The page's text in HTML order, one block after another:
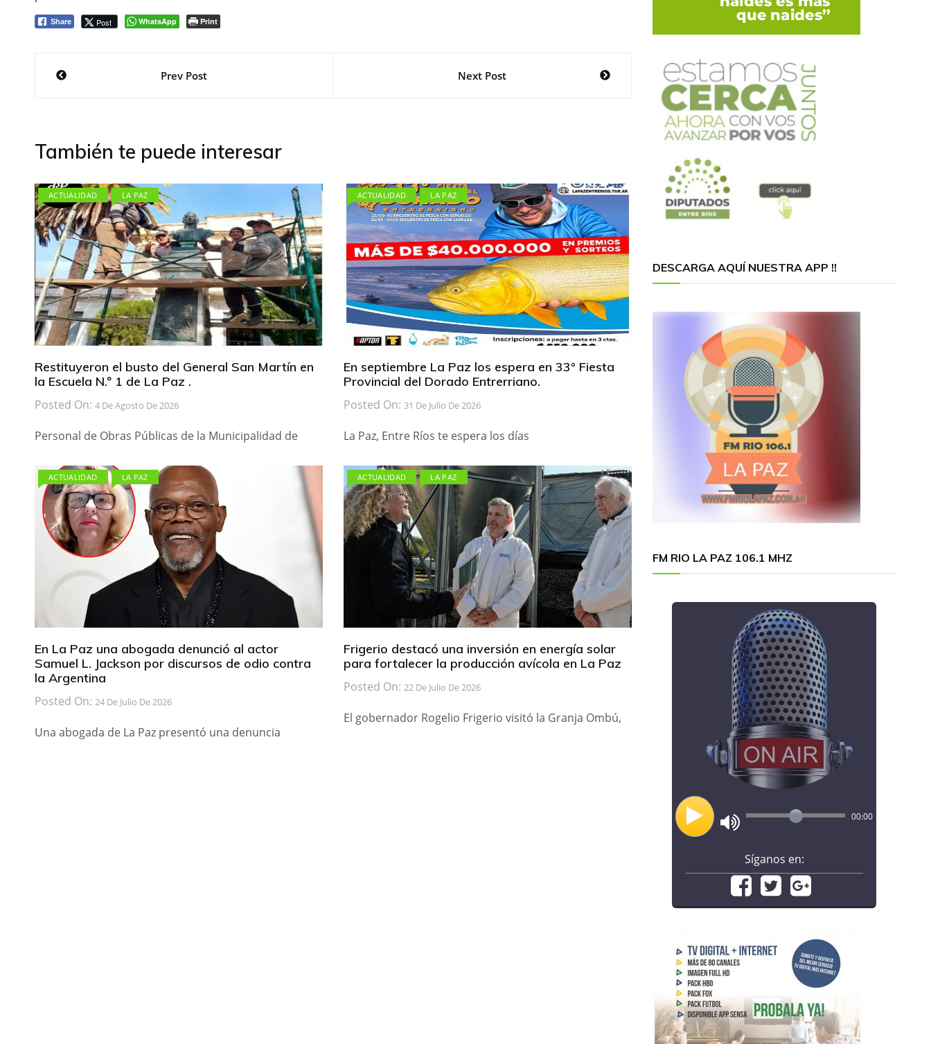
Share Post WhatsApp Print
NavegaciónPrev Post Next Post
También te puede interesar
ACTUALIDAD LA PAZ
Restituyeron el busto del General San Martín en
la Escuela N.º 1 de La Paz .
Posted On: 4 De Agosto De 2026
Personal de Obras Públicas de la Municipalidad de
ACTUALIDAD LA PAZ
En septiembre La Paz los espera en 33° Fiesta
Provincial del Dorado Entrerriano.
Posted On: 31 De Julio De 2026
La Paz, Entre Ríos te espera los días
ACTUALIDAD LA PAZ
En La Paz una abogada denunció al actor
Samuel L. Jackson por discursos de odio contra
la Argentina
Posted On: 24 De Julio De 2026
Una abogada de La Paz presentó una denuncia
ACTUALIDAD LA PAZ
Frigerio destacó una inversión en energía solar
para fortalecer la producción avícola en La Paz
Posted On: 22 De Julio De 2026
El gobernador Rogelio Frigerio visitó la Granja Ombú,
DESCARGA AQUÍ NUESTRA APP !!
FM RIO LA PAZ 106.1 MHZ
00:00
Síganos en: